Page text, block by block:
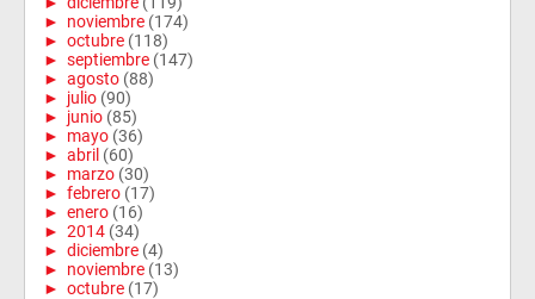
► noviembre (174)
► octubre (118)
► septiembre (147)
► agosto (88)
► julio (90)
► junio (85)
► mayo (36)
► abril (60)
► marzo (30)
► febrero (17)
► enero (16)
► 2014 (34)
► diciembre (4)
► noviembre (13)
► octubre (17)